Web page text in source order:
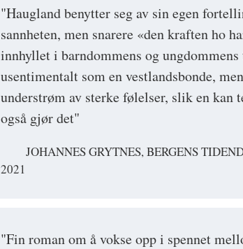
"Haugland benytter seg av sin egen
sannheten, men snarere «den kraften ho
innhyllet i barndommens og ungdommens
usentimentalt som en vestlandsbonde,
understrøm av sterke følelser, slik en kan
også gjør det"
JOHANNES GRYTNES, BERGENS
2021
"Fin roman om å vokse opp i spennet